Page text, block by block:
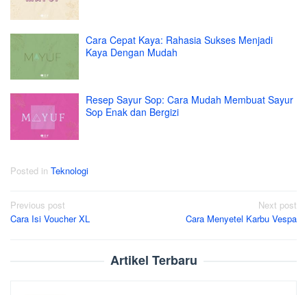
Cara Cepat Kaya: Rahasia Sukses Menjadi
Kaya Dengan Mudah
Resep Sayur Sop: Cara Mudah Membuat Sayur
Sop Enak dan Bergizi
Posted in Teknologi
Post
navigation
Previous post
Cara Isi Voucher XL
Next post
Cara Menyetel Karbu Vespa
Artikel Terbaru